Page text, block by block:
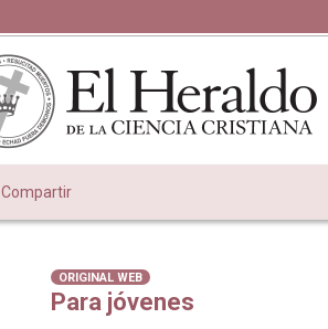
Compartir
ORIGINAL WEB
Para jóvenes